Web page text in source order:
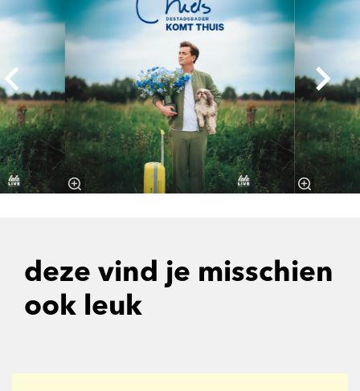
deze vind je misschien
ook leuk